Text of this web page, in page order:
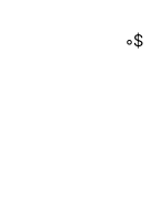
0$